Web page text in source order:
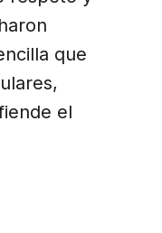
que
el